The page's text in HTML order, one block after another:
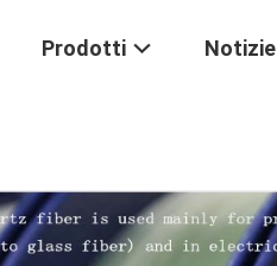
Prodotti Notizie